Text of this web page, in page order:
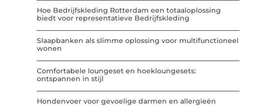
Hoe Bedrijfskleding Rotterdam een totaaloplossing
biedt voor representatieve Bedrijfskleding
Slaapbanken als slimme oplossing voor multifunctioneel
wonen
Comfortabele loungeset en hoekloungesets:
ontspannen in stijl
Hondenvoer voor gevoelige darmen en allergieën